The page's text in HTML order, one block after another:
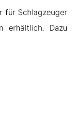
für Schlagzeuger
erhältlich. Dazu